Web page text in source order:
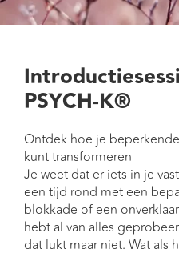
PSYCH-K®
Ontdek hoe je
kunt transformeren
Je weet dat er iets in je
een tijd rond met een
blokkade of een
hebt al van alles
dat lukt maar niet. Wat als